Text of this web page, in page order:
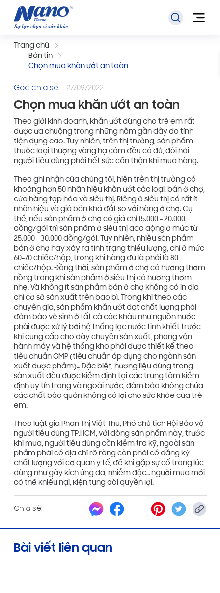
Trang chủ
Bản tin
Chọn mua khăn ướt an toàn
Góc chia sẻ 27/09/2022
Chọn mua khăn ướt an toàn
Theo giới kinh doanh, khăn ướt dùng cho trẻ em rất
được ưa chuộng trong những năm gần đây do tính
tiện dụng cao. Tuy nhiên, trên thị trường, sản phẩm
thuộc loại thượng vàng hạ cám đều có đủ, đòi hỏi
người tiêu dùng phải hết sức cẩn thận khi mua hàng.
Theo ghi nhận của chúng tôi, hiện trên thị trường có
khoảng hơn 50 nhãn hiệu khăn ướt các loại, bán ở chợ,
cửa hàng tạp hóa và siêu thị. Riêng ở siêu thị có rất ít
nhãn hiệu và giá bán khá đắt so với hàng ở chợ. Cụ
thể, nếu sản phẩm ở chợ có giá chỉ 15.000 - 20.000
đồng/gói thì sản phẩm ở siêu thị dao động ở mức từ
25.000 - 30.000 đồng/gói. Tuy nhiên, nhiều sản phẩm
bán ở chợ hay xảy ra tình trạng thiếu lượng, chỉ ở mức
60-70 chiếc/hộp, trong khi hàng đủ là phải là 80
chiếc/hộp. Đồng thời, sản phẩm ở chợ có hương thơm
nồng trong khi sản phẩm ở siêu thị có hương thơm
nhẹ. Và không ít sản phẩm bán ở chợ không có in địa
chỉ cơ sở sản xuất trên bao bì. Trong khi theo các
chuyên gia, sản phẩm khăn ướt đạt chất lượng phải
đảm bảo vệ sinh ở tất cả các khâu như nguồn nước
phải được xử lý bởi hệ thống lọc nước tinh khiết trước
khi cung cấp cho dây chuyền sản xuất, phòng vận
hành máy và hệ thống kho phải được thiết kế theo
tiêu chuẩn GMP (tiêu chuẩn áp dụng cho ngành sản
xuất dược phẩm)… Đặc biệt, hương liệu dùng trong
sản xuất đều được kiểm định tại các trung tâm kiểm
định uy tín trong và ngoài nước, đảm bảo không chứa
các chất bảo quản không có lợi cho sức khỏe của trẻ
em.
Theo luật gia Phan Thị Việt Thu, Phó chủ tịch Hội Bảo vệ
người tiêu dùng TP.HCM, với dòng sản phẩm này, trước
khi mua, người tiêu dùng cần kiểm tra kỹ, ngoài sản
phẩm phải có địa chỉ rõ ràng còn phải có đăng ký
chất lượng với cơ quan y tế, để khi gặp sự cố trong lúc
dùng như gây kích ứng da, nhiễm độc… người mua mới
có thể khiếu nại, kiện tụng đòi quyền lợi.
Chia sẻ:
Bài viết liên quan